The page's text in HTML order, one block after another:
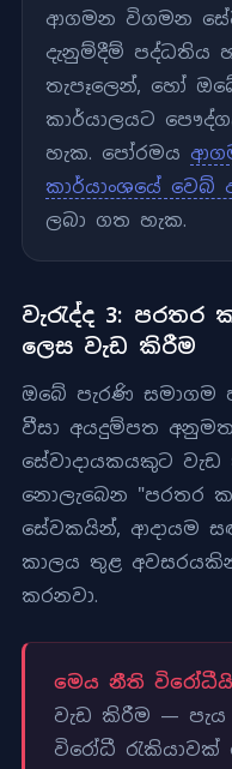
ආගමන විගමන
දැනුම්දීම් පද්ධතිය
තැපෑලෙන්, හෝ
කාර්යාලයට
හැක. පෝරමය
කාර්යාංශයේ වෙබ්
ලබා ගත හැක.
වැරැද්ද 3:
ලෙස වැඩ කිරීම
ඔබේ පැරණි සමාගම
වීසා අයදුම්පත
සේවාදායකයකුට
නොලැබෙන "පරතර
සේවකයින්, ආදායම
කාලය තුළ
කරනවා.
මෙය නීති
වැඩ කිරීම —
විරෝධී